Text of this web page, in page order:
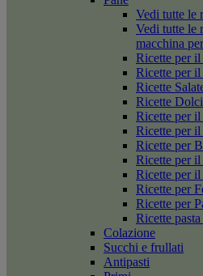
Vedi tutte le
Vedi tutte le
macchina
Ricette per il
Ricette per il
Ricette
Ricette
Ricette per il
Ricette per il
Ricette per
Ricette per
Ricette per il
Ricette per
Ricette per
Ricette
Colazione
Succhi e frullati
Antipasti